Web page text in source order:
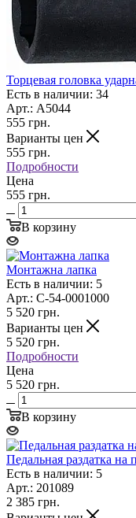
Торцевая головка
Есть в наличии: 34
Арт.: A5044
555 грн.
Варианты цен
555 грн.
Подробности
Цена
555 грн.
В корзину
Монтажна лапка
Есть в наличии: 5
Арт.: C-54-0001000
5 520 грн.
Варианты цен
5 520 грн.
Подробности
Цена
5 520 грн.
В корзину
Педальная раздатка
Есть в наличии: 5
Арт.: 201089
2 385 грн.